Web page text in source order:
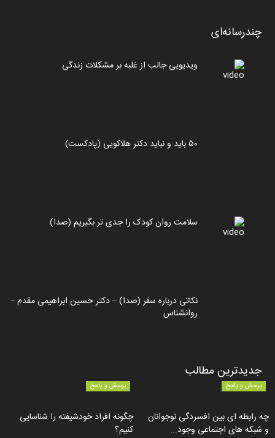
چندرسانه‌ای
ویدیویی جالب از غلبه بر مشکلات زندگی
۵۰ باید و نباید دکتر هلاکویی (پادکست)
سلامت روان کودک را جدی تر بگیریم (صدا)
نکاتی درباره سفر (صدا) – دکتر حسین ابراهیمی مقدم –
روانشناس
جدیدترین مطالب
پرسش و پاسخ
چگونه افراد خودشیفته را شناسایی
کنیم؟
پرسش و پاسخ
چه رابطه ای بین افسردگی نوجوانان
و شبکه های اجتماعی وجود...